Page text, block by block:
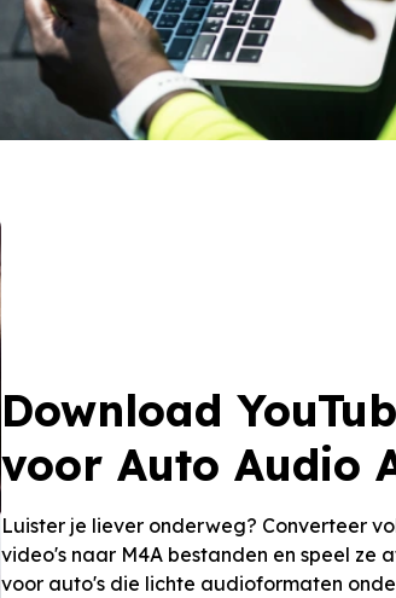
Download
voor Auto Audio
Luister je liever onderweg? Converteer
video's naar M4A bestanden en speel ze
voor auto's die lichte audioformaten